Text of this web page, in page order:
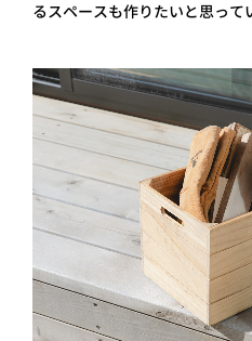
るスペースも作りたいと思って